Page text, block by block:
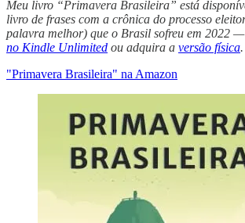
Meu livro “Primavera Brasileira” está
livro de frases com a crônica do processo
palavra melhor) que o Brasil sofreu em 2022 —
no Kindle Unlimited ou adquira a versão física.
"Primavera Brasileira" na Amazon